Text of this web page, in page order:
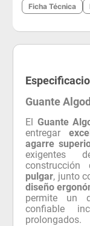
Ficha Técnica
Guante
El Guante
entregar
agarre
exigentes
construcción
pulgar, junto
diseño
permite un
confiable
prolongados.